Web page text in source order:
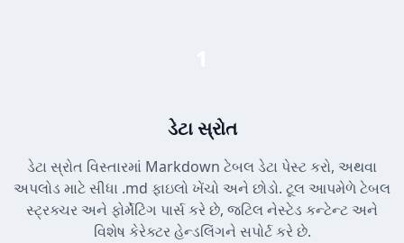
ડેટા સ્રોત
ડેટા સ્રોત વિસ્તારમાં Markdown ટેબલ ડેટા પેસ્ટ કરો, અથવા
અપલોડ માટે સીધા .md ફાઇલો ખેંચો અને છોડો. ટૂલ આપમેળે ટેબલ
સ્ટ્રક્ચર અને ફોર્મેટિંગ પાર્સ કરે છે, જટિલ નેસ્ટેડ કન્ટેન્ટ અને
વિશેષ કેરેક્ટર હેન્ડલિંગને સપોર્ટ કરે છે.